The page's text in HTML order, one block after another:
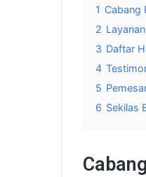
1 Cabang
2
3 Daftar
4
5
6 Sekilas